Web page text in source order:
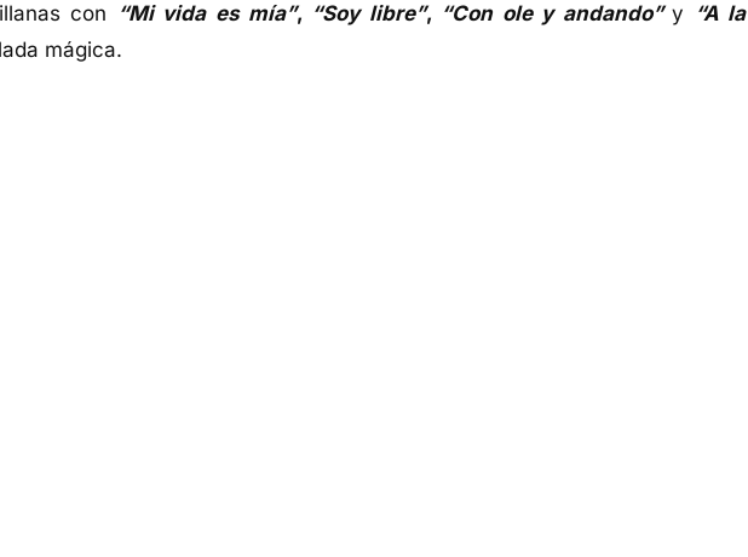
con
“Mi vida es mía”, “Soy libre”, “Con ole y andando”y
“A la
mágica.